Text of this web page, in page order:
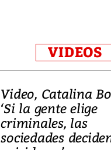
VIDEOS
Video, Catalina
‘Si la gente elige
criminales, las
sociedades